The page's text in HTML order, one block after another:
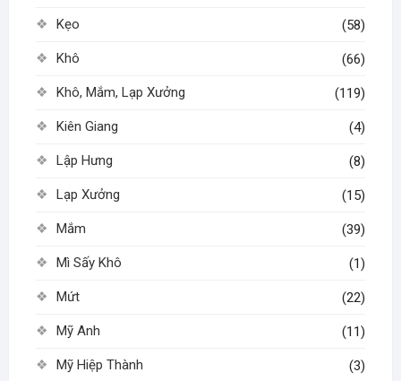
Kẹo (58)
Khô (66)
Khô, Mắm, Lạp Xưởng (119)
Kiên Giang (4)
Lập Hưng (8)
Lạp Xưởng (15)
Mắm (39)
Mì Sấy Khô (1)
Mứt (22)
Mỹ Anh (11)
Mỹ Hiệp Thành (3)